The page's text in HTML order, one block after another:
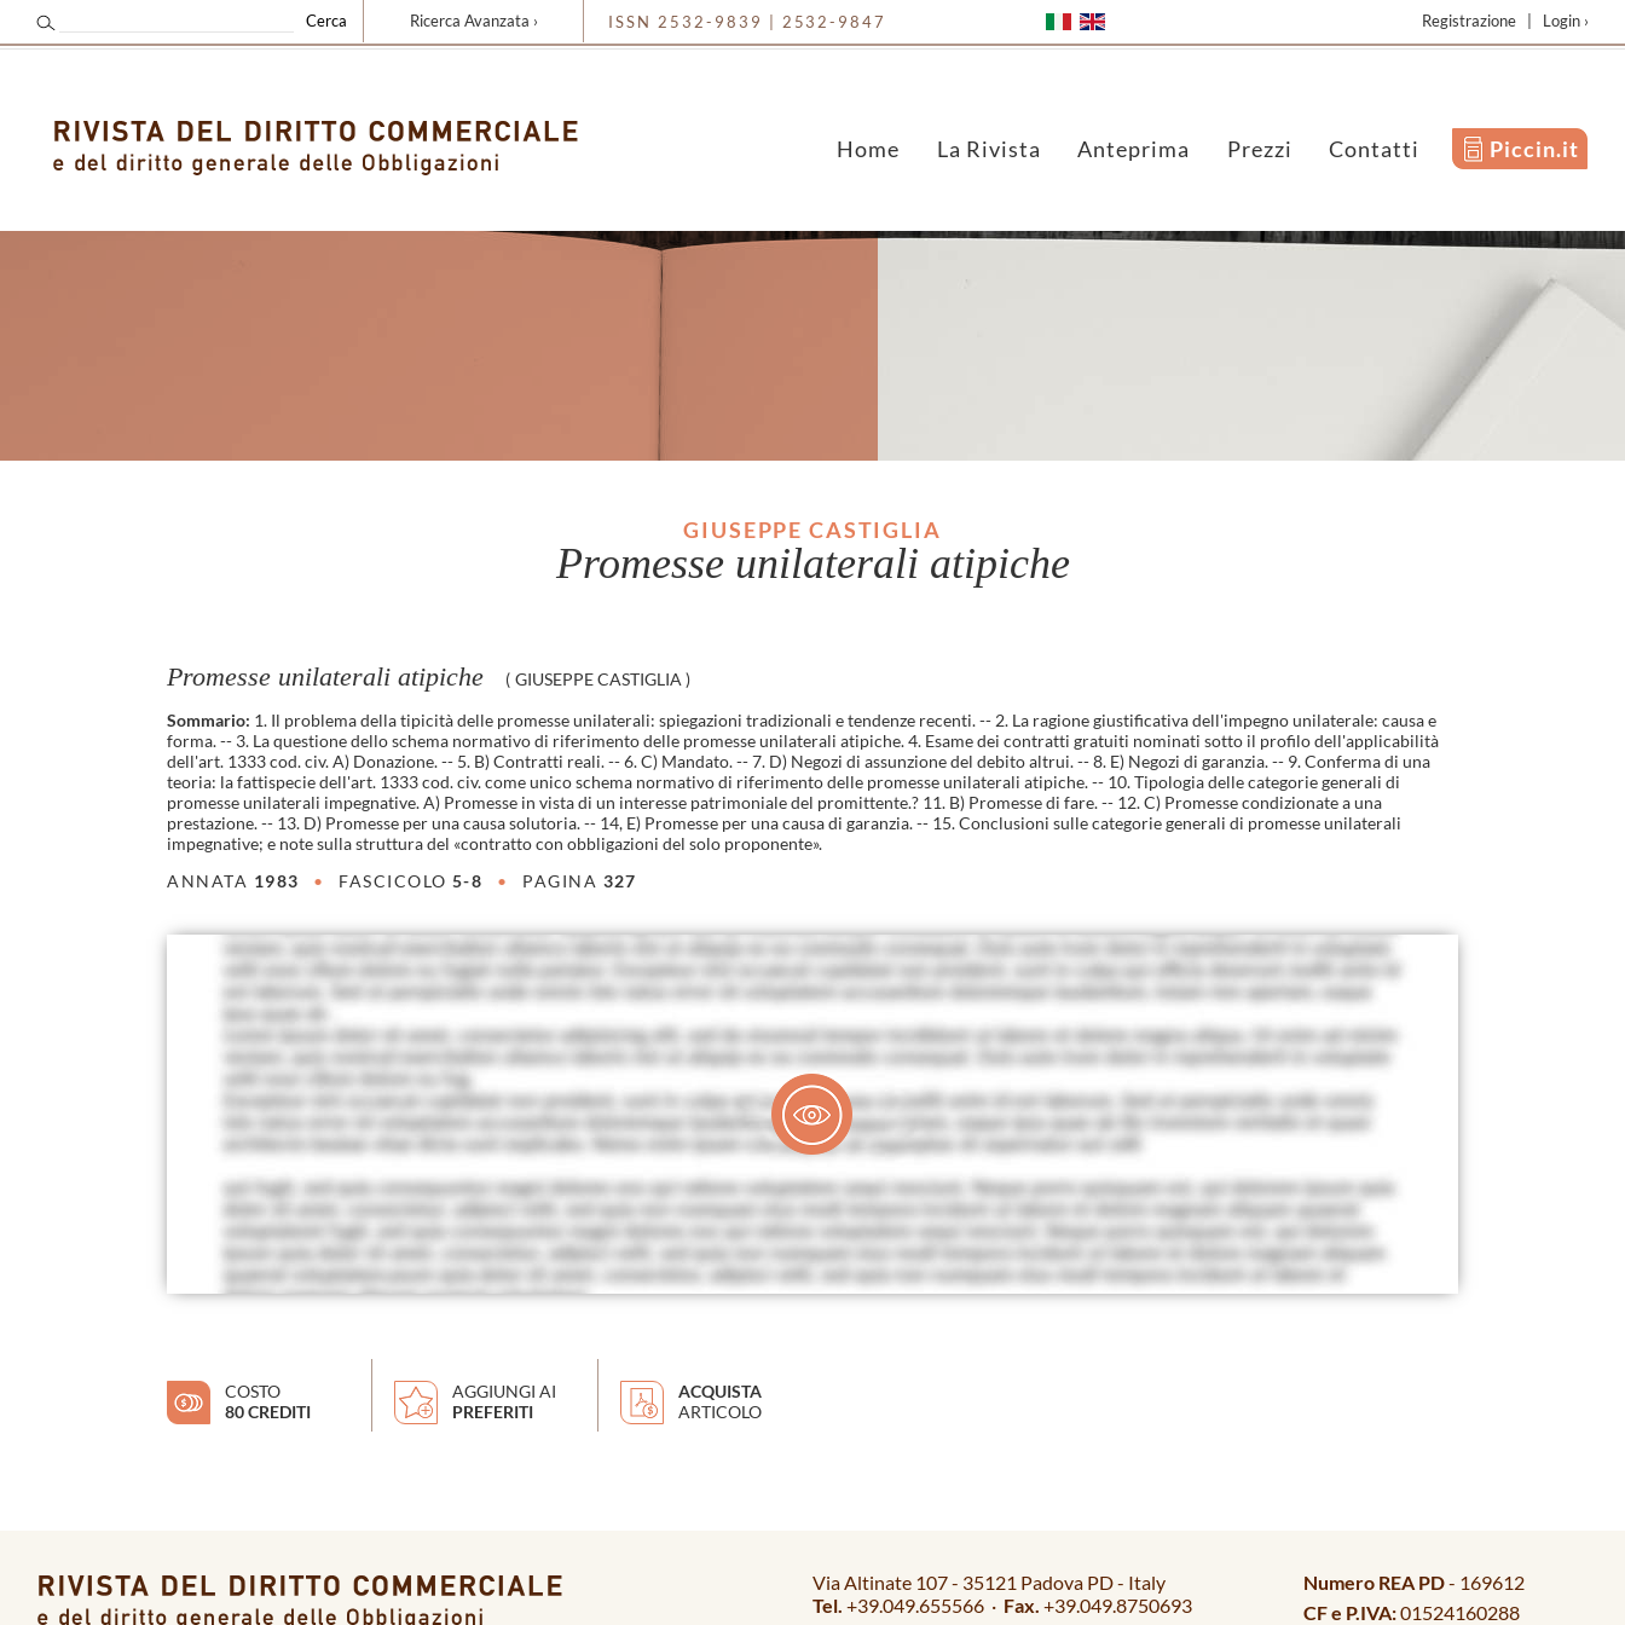
GIUSEPPE CASTIGLIA
Promesse unilaterali atipiche
Promesse unilaterali atipiche ( GIUSEPPE CASTIGLIA )
Sommario: 1. Il problema della tipicità delle promesse unilaterali: spiegazioni tradizionali e tendenze recenti. -- 2. La ragione giustificativa dell'impegno unilaterale: causa e
forma. -- 3. La questione dello schema normativo di riferimento delle promesse unilaterali atipiche. 4. Esame dei contratti gratuiti nominati sotto il profilo dell'applicabilità
dell'art. 1333 cod. civ. A) Donazione. -- 5. B) Contratti reali. -- 6. C) Mandato. -- 7. D) Negozi di assunzione del debito altrui. -- 8. E) Negozi di garanzia. -- 9. Conferma di una
teoria: la fattispecie dell'art. 1333 cod. civ. come unico schema normativo di riferimento delle promesse unilaterali atipiche. -- 10. Tipologia delle categorie generali di
promesse unilaterali impegnative. A) Promesse in vista di un interesse patrimoniale del promittente.? 11. B) Promesse di fare. -- 12. C) Promesse condizionate a una
prestazione. -- 13. D) Promesse per una causa solutoria. -- 14, E) Promesse per una causa di garanzia. -- 15. Conclusioni sulle categorie generali di promesse unilaterali
impegnative; e note sulla struttura del «contratto con obbligazioni del solo proponente».
ANNATA 1983 • FASCICOLO 5-8 • PAGINA 327
COSTO
80 CREDITI
AGGIUNGI AI
PREFERITI
ACQUISTA
ARTICOLO
Ricerca Avanzata › ISSN 2532-9839 | 2532-9847 Registrazione| Login ›
Home La Rivista Anteprima Prezzi Contatti Piccin.it
Via Altinate 107 - 35121 Padova PD - Italy
Tel. +39.049.655566 · Fax. +39.049.8750693
Numero REA PD- 169612
CF e P.IVA:01524160288